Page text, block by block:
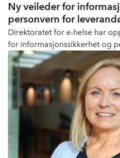
Ny veileder for
personvern for
omsorgssektoren
Direktoratet for e-helse har
for informasjonssikkerhet og
leverandører til helse- og